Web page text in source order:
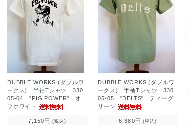
DUBBLE WORKS (ダブルワ
ークス) 半袖Tシャツ 330
05-04 "PIG POWER" オ
フホワイト
7,150円 (税込)
DUBBLE WORKS (ダブルワ
ークス) 半袖Tシャツ 330
05-05 "DELTS" ティーグ
リーン
6,380円 (税込)